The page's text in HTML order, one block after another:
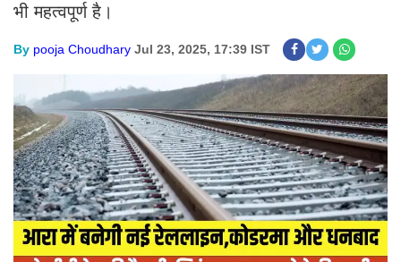
भी महत्वपूर्ण है।
By pooja Choudhary Jul 23, 2025, 17:39 IST